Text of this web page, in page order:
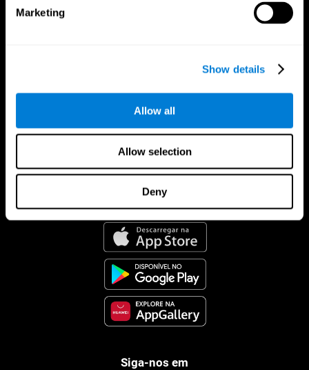
Marketing
Show details
Allow all
Allow selection
Deny
CogniFit Aplicação
Siga-nos em